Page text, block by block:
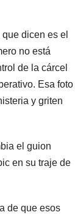
dicen es el
no está
de la cárcel
Esa foto
y griten
el guion
en su traje de
de que esos